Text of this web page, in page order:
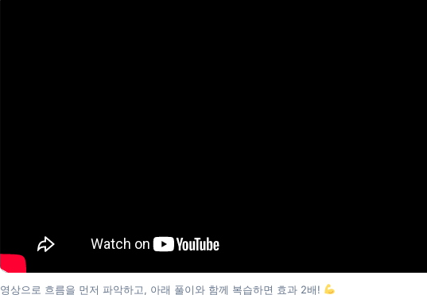
영상으로 흐름을 먼저 파악하고, 아래 풀이와 함께 복습하면 효과 2배!